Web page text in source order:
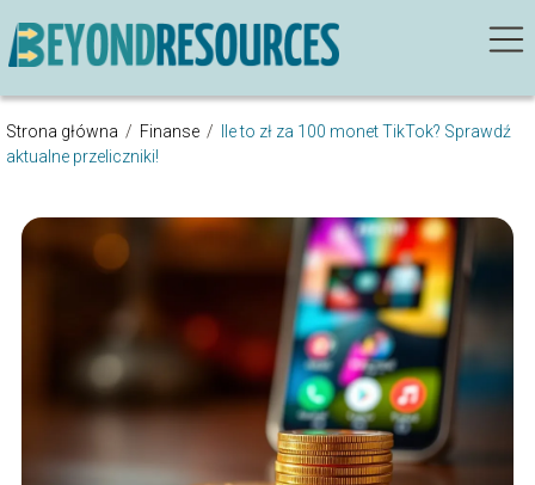
Strona główna / Finanse /
Ile to zł za 100 monet TikTok? Sprawdź
aktualne przeliczniki!